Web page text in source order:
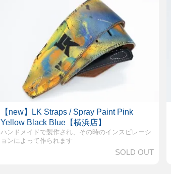
【new】LK Straps / Spray Paint Pink
Yellow Black Blue【横浜店】
ハンドメイドで製作され、その時のインスピレーシ
ョンによって作られます
SOLD OUT